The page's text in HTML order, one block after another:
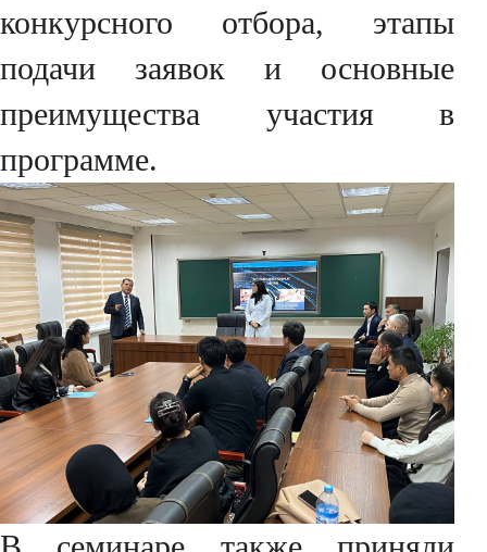
конкурсного отбора, этапы
подачи заявок и основные
преимущества участия в
программе.